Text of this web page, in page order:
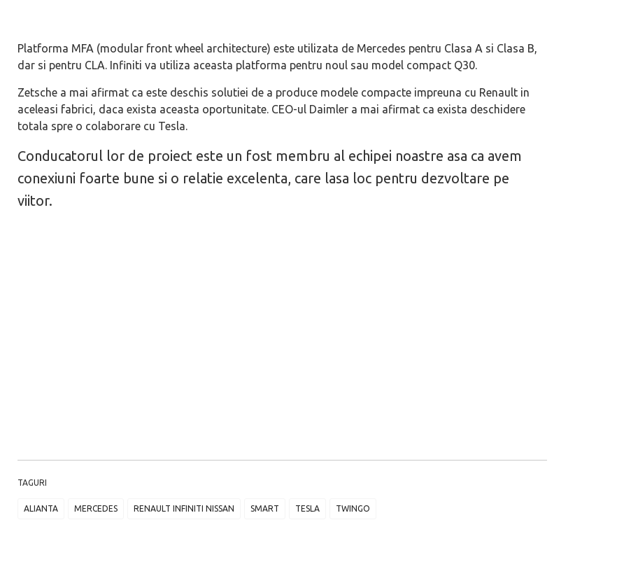
Platforma MFA (modular front wheel architecture) este utilizata de Mercedes pentru Clasa A si Clasa B,
dar si pentru CLA. Infiniti va utiliza aceasta platforma pentru noul sau model compact Q30.
Zetsche a mai afirmat ca este deschis solutiei de a produce modele compacte impreuna cu Renault in
aceleasi fabrici, daca exista aceasta oportunitate. CEO-ul Daimler a mai afirmat ca exista deschidere
totala spre o colaborare cu Tesla.
Conducatorul lor de proiect este un fost membru al echipei noastre asa ca avem
conexiuni foarte bune si o relatie excelenta, care lasa loc pentru dezvoltare pe
viitor.
TAGURI
ALIANTA MERCEDES RENAULT INFINITI NISSAN SMART TESLA TWINGO
Versiune MINI Countryman încă nelansată oficial, dată
pe mâna fetelor în competiția off-road Rebelle Rally
Pentru cine știe ceva avioane, numele Hennessey
Blackbird va suna ca un apropo. Unul pertinent, de
Prima sportivă cu motor central a
de noua ediție limitată Lamborghini